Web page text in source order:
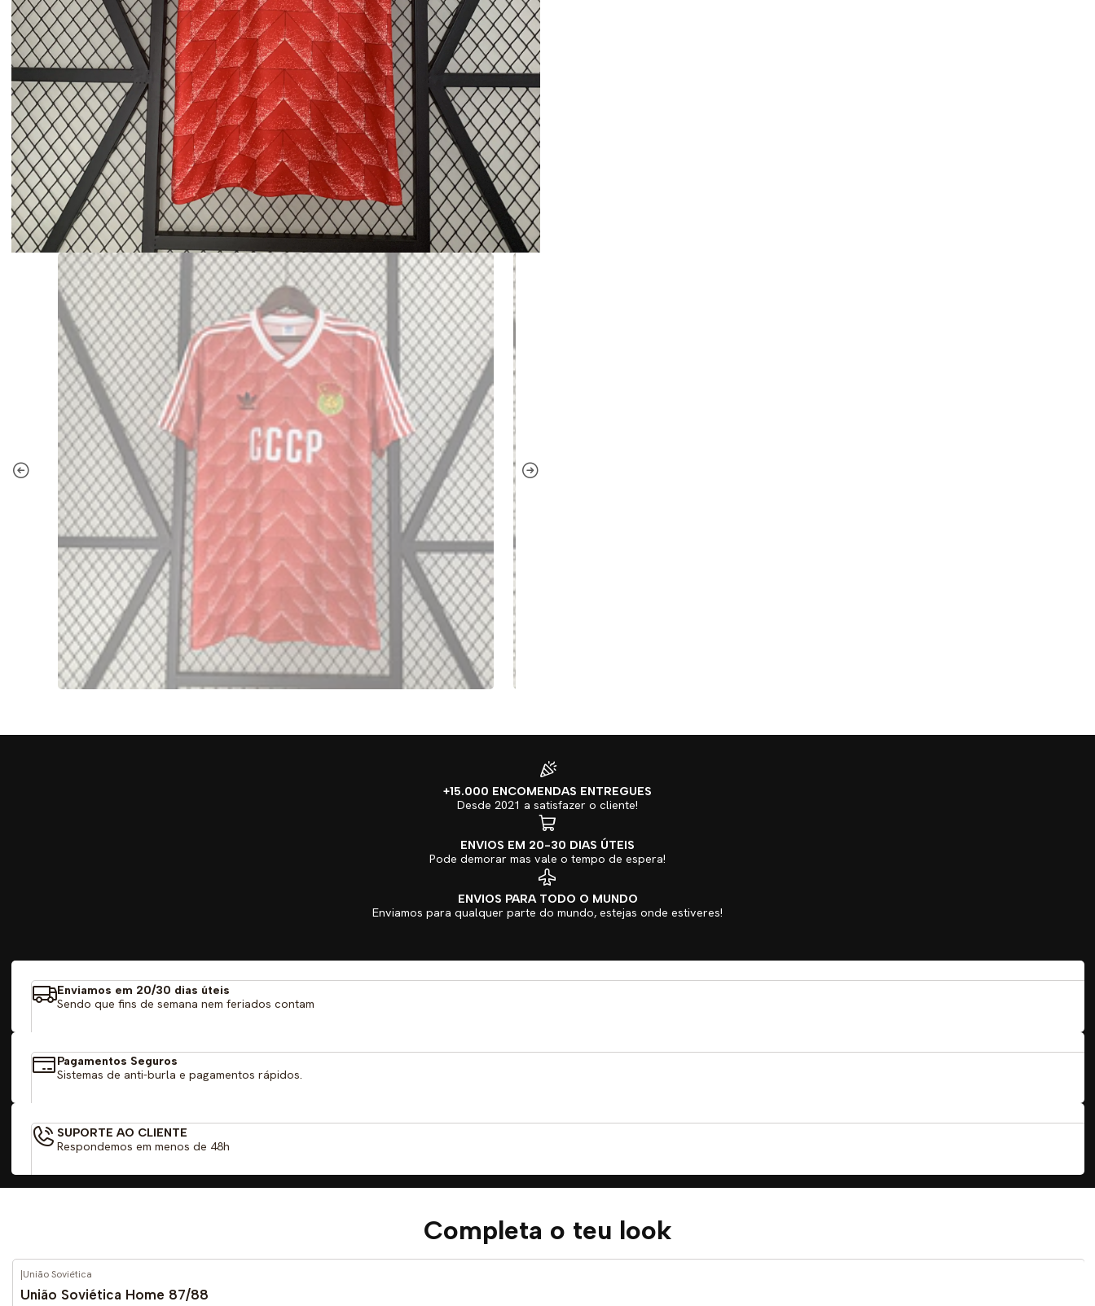
+15.000 ENCOMENDAS ENTREGUES
Desde 2021 a satisfazer o cliente!
ENVIOS EM 20-30 DIAS ÚTEIS
Pode demorar mas vale o tempo de espera!
ENVIOS PARA TODO O MUNDO
Enviamos para qualquer parte do mundo, estejas onde estiveres!
Enviamos em 20/30 dias úteis
Sendo que fins de semana nem feriados contam
Pagamentos Seguros
Sistemas de anti-burla e pagamentos rápidos.
SUPORTE AO CLIENTE
Respondemos em menos de 48h
Completa o teu look
-59%DESCONTO
|União Soviética
União Soviética Home 87/88